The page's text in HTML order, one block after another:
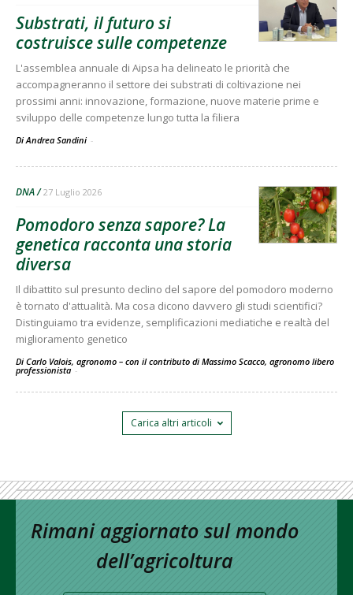
Substrati, il futuro si
costruisce sulle competenze
L'assemblea annuale di Aipsa ha delineato le priorità che
accompagneranno il settore dei substrati di coltivazione nei
prossimi anni: innovazione, formazione, nuove materie prime e
sviluppo delle competenze lungo tutta la filiera
Di Andrea Sandini -
DNA 27 Luglio 2026
Pomodoro senza sapore? La
genetica racconta una storia
diversa
Il dibattito sul presunto declino del sapore del pomodoro moderno
è tornato d'attualità. Ma cosa dicono davvero gli studi scientifici?
Distinguiamo tra evidenze, semplificazioni mediatiche e realtà del
miglioramento genetico
Di Carlo Valois, agronomo – con il contributo di Massimo Scacco, agronomo libero
professionista -
Carica altri articoli
Rimani aggiornato sul mondo
dell’agricoltura